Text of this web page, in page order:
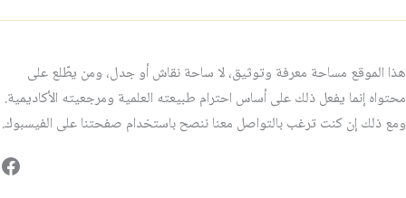
هذا الموقع مساحة معرفة وتوثيق، لا ساحة نقاش أو جدل، ومن يطّلع على
محتواه إنما يفعل ذلك على أساس احترام طبيعته العلمية ومرجعيته الأكاديمية.
ومع ذلك إن كنت ترغب بالتواصل معنا ننصح باستخدام صفحتنا على الفيسبوك.